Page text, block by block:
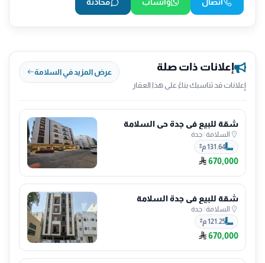
إعلانات ذات صلة
إعلانات قد تناسبك بناءً على هذا العقار
عرض المزيد في السلامة
شقة للبيع في جدة حي السلامة
السلامة| جدة
131.64 م²
670,000
شقة للبيع في جدة السلامة
السلامة| جدة
121.25 م²
670,000